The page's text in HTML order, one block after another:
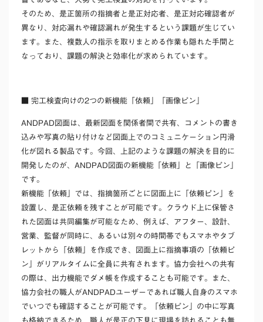
そのため、是正箇所の指摘者と是正対応者、是正対応確認者が
異なり、対応漏れや確認漏れが発生するという課題が生じてい
ます。また、複数人の指示を取りまとめる作業も隠れた手間と
なっており、課題の解決と効率化が求められています。
■ 完工検査向けの2つの新機能「依頼」「画像ピン」
ANDPAD図面は、最新図面を関係者間で共有、コメントの書き
込みや写真の貼り付けなど図面上でのコミュニケーション円滑
化が図れる製品です。今回、上記のような課題の解決を目的に
開発したのが、ANDPAD図面の新機能「依頼」と「画像ピン」
です。
新機能「依頼」では、指摘箇所ごとに図面上に「依頼ピン」を
設置し、是正依頼を残すことが可能です。クラウド上に保管さ
れた図面は共同編集が可能なため、例えば、アフター、設計、
営業、監督が同時に、あるいは別々の時間帯でもスマホやタブ
レットから「依頼」を作成でき、図面上に指摘事項の「依頼ピ
ン」がリアルタイムに全員に共有されます。協力会社への共有
の際は、出力機能でダメ帳を作成することも可能です。また、
協力会社の職人がANDPADユーザーであれば職人自身のスマホ
でいつでも確認することが可能です。「依頼ピン」の中に写真